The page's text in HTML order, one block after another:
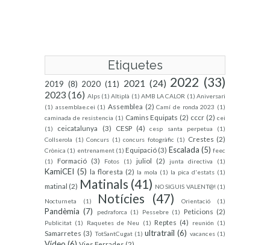
Etiquetes
2019 (8) 2020 (11) 2021 (24) 2022 (33)
2023 (16) Alps (1) Altiplà (1) AMB LA CALOR (1) Aniversari
(1) assemblae.cei (1) Assemblea (2) Camí de ronda 2023 (1)
caminada de resistencia (1) Camins Equipats (2) cccr (2) cei
(1)
ceicatalunya (3) CESP (4) cesp santa perpetua
(1)
Collserola (1) Concurs (1) concurs fotogràfic (1) Crestes (2)
Crònica (1) entrenament (1) Equipació (3) Escalada (5) feec
(1)
Formació (3) Fotos (1) juliol (2) junta directiva (1)
KamiCEI (5) la floresta (2) la mola (1) la pica d'estats (1)
matinal (2) Matinals (41) NO SIGUIS VALENT@! (1)
Nocturneta
(1) Notícies (47) Orientació (1)
Pandèmia (7) pedraforca (1) Pessebre (1) Peticions (2)
Publicitat (1) Raquetes de Neu (1) Reptes (4) reunión (1)
Samarretes (3) TotSantCugat (1) ultratrail (6) vacances (1)